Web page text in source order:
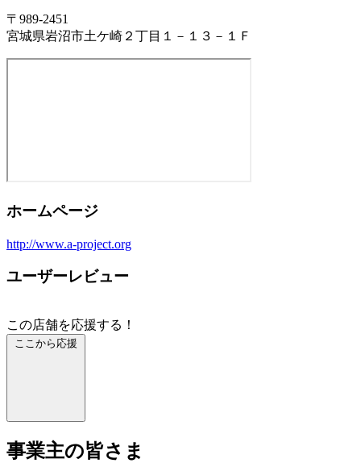
〒989-2451
宮城県岩沼市土ケ崎２丁目１－１３－１Ｆ
ホームページ
http://www.a-project.org
ユーザーレビュー
この店舗を応援する！
ここから応援
事業主の皆さま